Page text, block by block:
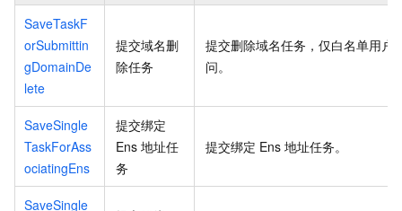
SaveTaskF
orSubmittin
gDomainDe
lete
提交域名删
除任务
提交删除域名任务，仅白名单用户
问。
SaveSingle
TaskForAss
ociatingEns
提交绑定
Ens 地址任
务
提交绑定 Ens 地址任务。
SaveSingle